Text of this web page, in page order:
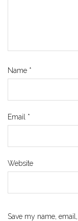
Name *
Email *
Website
Save my name,